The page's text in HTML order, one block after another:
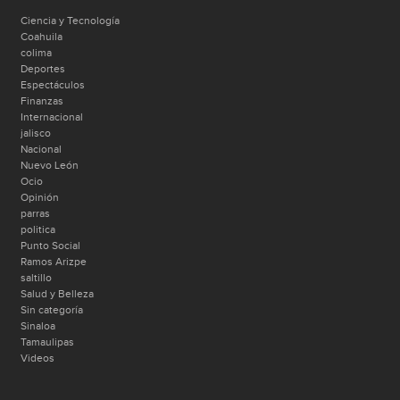
Ciencia y Tecnología
Coahuila
colima
Deportes
Espectáculos
Finanzas
Internacional
jalisco
Nacional
Nuevo León
Ocio
Opinión
parras
politica
Punto Social
Ramos Arizpe
saltillo
Salud y Belleza
Sin categoría
Sinaloa
Tamaulipas
Videos